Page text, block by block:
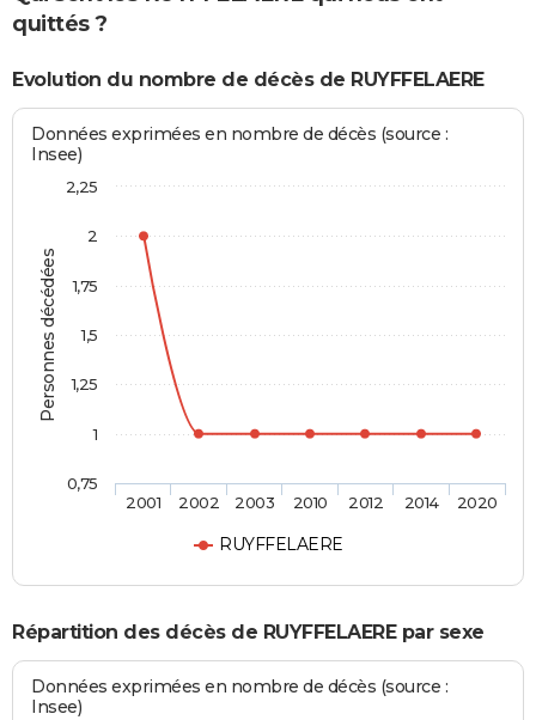
quittés ?
Evolution du nombre de décès de RUYFFELAERE
Personnes décédées
Données exprimées en nombre de décès (source :
Insee)
RUYFFELAERE
2001 2002 2003 2010 2012 2014 2020
0,75
1
1,25
1,5
1,75
2
2,25
Répartition des décès de RUYFFELAERE par sexe
Données exprimées en nombre de décès (source :
Insee)